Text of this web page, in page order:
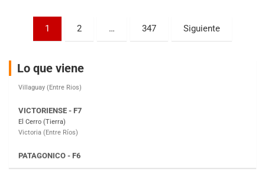
Paginación
entradas
1 2 … 347 Siguiente
Lo que viene
Villaguay (Entre Ríos)
El Cerro (Tierra)
Victoria (Entre Ríos)
Moto Club Reginense (Tierra)
Gral. E. Godoy (Río Negro)
Juventud Unida (Tierra)
Humboldt (Santa Fe)